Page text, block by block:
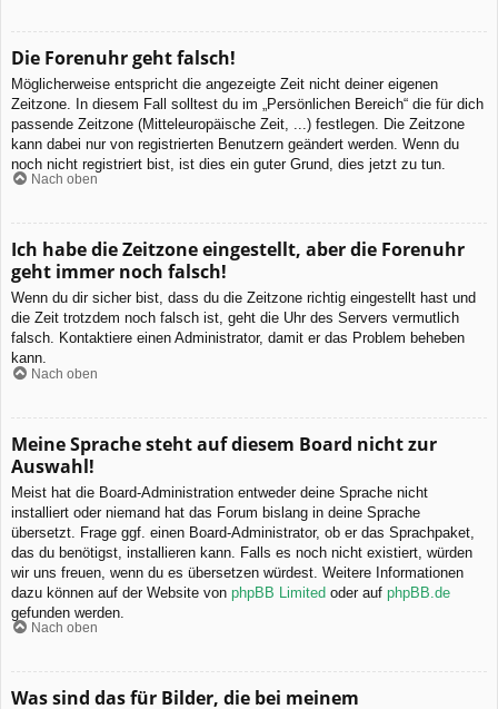
Die Forenuhr geht falsch!
Möglicherweise entspricht die angezeigte Zeit nicht deiner eigenen
Zeitzone. In diesem Fall solltest du im „Persönlichen Bereich“ die für dich
passende Zeitzone (Mitteleuropäische Zeit, ...) festlegen. Die Zeitzone
kann dabei nur von registrierten Benutzern geändert werden. Wenn du
noch nicht registriert bist, ist dies ein guter Grund, dies jetzt zu tun.
Nach oben
Ich habe die Zeitzone eingestellt, aber die Forenuhr
geht immer noch falsch!
Wenn du dir sicher bist, dass du die Zeitzone richtig eingestellt hast und
die Zeit trotzdem noch falsch ist, geht die Uhr des Servers vermutlich
falsch. Kontaktiere einen Administrator, damit er das Problem beheben
kann.
Nach oben
Meine Sprache steht auf diesem Board nicht zur
Auswahl!
Meist hat die Board-Administration entweder deine Sprache nicht
installiert oder niemand hat das Forum bislang in deine Sprache
übersetzt. Frage ggf. einen Board-Administrator, ob er das Sprachpaket,
das du benötigst, installieren kann. Falls es noch nicht existiert, würden
wir uns freuen, wenn du es übersetzen würdest. Weitere Informationen
dazu können auf der Website von phpBB Limited oder auf phpBB.de
gefunden werden.
Nach oben
Was sind das für Bilder, die bei meinem